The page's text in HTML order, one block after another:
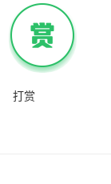
打赏